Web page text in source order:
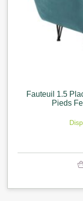
Fauteuil 1.5
Pieds